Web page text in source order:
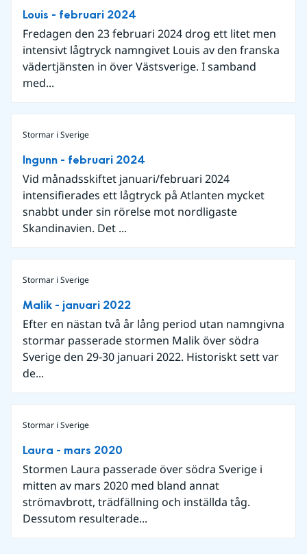
Louis - februari 2024
Fredagen den 23 februari 2024 drog ett litet men
intensivt lågtryck namngivet Louis av den franska
vädertjänsten in över Västsverige. I samband
med...
Stormar i Sverige
Ingunn - februari 2024
Vid månadsskiftet januari/februari 2024
intensifierades ett lågtryck på Atlanten mycket
snabbt under sin rörelse mot nordligaste
Skandinavien. Det ...
Stormar i Sverige
Malik - januari 2022
Efter en nästan två år lång period utan namngivna
stormar passerade stormen Malik över södra
Sverige den 29-30 januari 2022. Historiskt sett var
de...
Stormar i Sverige
Laura - mars 2020
Stormen Laura passerade över södra Sverige i
mitten av mars 2020 med bland annat
strömavbrott, trädfällning och inställda tåg.
Dessutom resulterade...